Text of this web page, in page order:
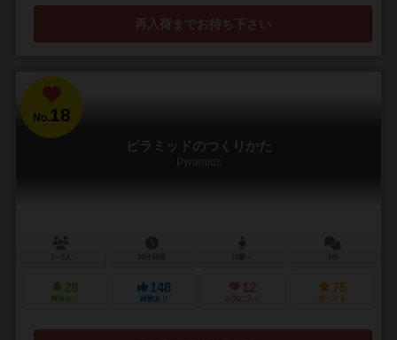
再入荷までお待ち下さい
No.18
ピラミッドのつくりかた
Pyramids
28
興味あり
148
経験あり
12
お気に入り
75
持ってる